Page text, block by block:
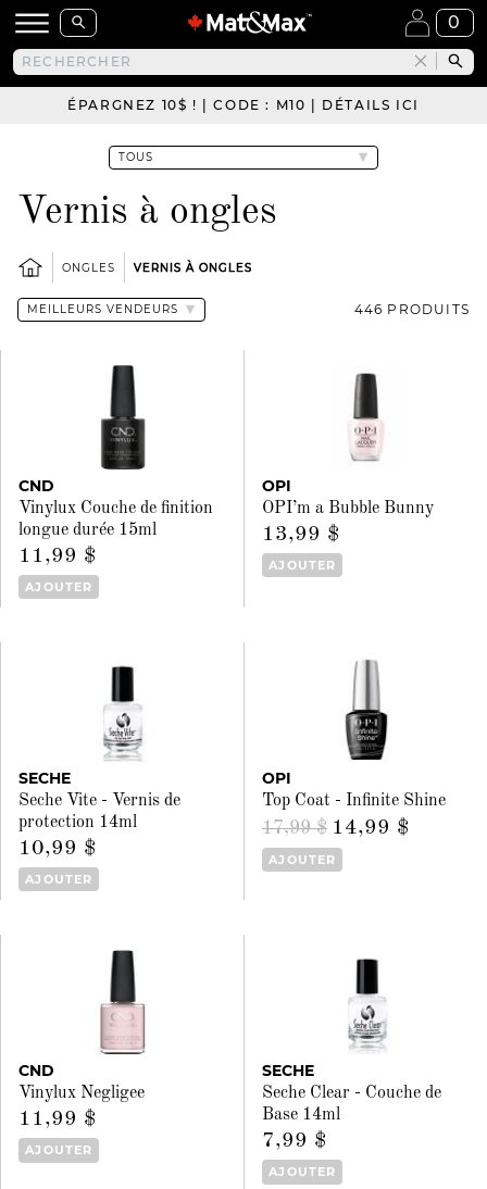
0
ÉPARGNEZ 10$ ! | CODE : M10 | DÉTAILS ICI
Vernis à ongles
ONGLES VERNIS À ONGLES
446 PRODUITS
CND
Vinylux Couche de finition
longue durée 15ml
11,99 $
AJOUTER
OPI
OPI’m a ​Bubble Bunny
13,99 $
AJOUTER
SECHE
Seche Vite - Vernis de
protection 14ml
10,99 $
AJOUTER
OPI
Top Coat - Infinite Shine
17,99 $ 14,99 $
AJOUTER
CND
Vinylux Negligee
11,99 $
AJOUTER
SECHE
Seche Clear - Couche de
Base 14ml
7,99 $
AJOUTER